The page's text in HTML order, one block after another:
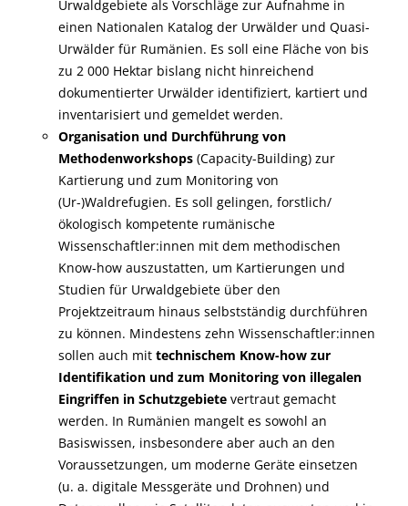
Urwaldgebiete als Vorschläge zur Aufnahme in
einen Nationalen Katalog der Urwälder und Quasi-
Urwälder für Rumänien. Es soll eine Fläche von bis
zu 2 000 Hektar bislang nicht hinreichend
dokumentierter Urwälder identifiziert, kartiert und
inventarisiert und gemeldet werden.
Organisation und Durchführung von
Methodenworkshops (Capacity-Building) zur
Kartierung und zum Monitoring von
(Ur-)Waldrefugien. Es soll gelingen, forstlich/
ökologisch kompetente rumänische
Wissenschaftler:innen mit dem methodischen
Know-how auszustatten, um Kartierungen und
Studien für Urwaldgebiete über den
Projektzeitraum hinaus selbstständig durchführen
zu können. Mindestens zehn Wissenschaftler:innen
sollen auch mit technischem Know-how zur
Identifikation und zum Monitoring von illegalen
Eingriffen in Schutzgebiete vertraut gemacht
werden. In Rumänien mangelt es sowohl an
Basiswissen, insbesondere aber auch an den
Voraussetzungen, um moderne Geräte einsetzen
(u. a. digitale Messgeräte und Drohnen) und